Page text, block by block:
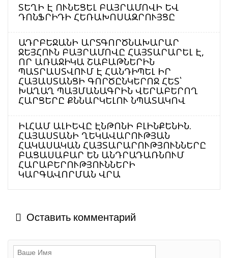
ՏԵՂԻ Է ՈՒՆԵՑԵԼ ԲԱՅՐԱՄՈՎԻ ԵՎ
ԴՈՆՖՐԻԴԻ ՀԵՌԱԽՈՍԱԶՐՈՒՅՑԸ
ԱԴՐԲԵՋԱՆԻ ԱՐՏԳՈՐԾՆԱԽԱՐԱՐ
ՋԵՅՀՈՒՆ ԲԱՅՐԱՄՈՎԸ ՀԱՅՏԱՐԱՐԵԼ Է,
ՈՐ ԱՌԱՋԻԿԱ ՇԱԲԱԹՆԵՐԻՆ
ՊԱՏՐԱՍՏՎՈՒՄ Է ՀԱՆԴԻՊԵԼ ԻՐ
ՀԱՅԱՍՏԱՆՑԻ ԳՈՐԾԸՆԿԵՐՈՋ ՀԵՏ՝
ԽԱՂԱՂ ՊԱՅՄԱՆԱԳՐԻՆ ՎԵՐԱԲԵՐՈՂ
ՀԱՐՑԵՐԸ ՔՆՆԱՐԿԵԼՈՒ ՆՊԱՏԱԿՈՎ
ԻԼՀԱՄ ԱԼԻԵՎԸ ԷՆԹՈՆԻ ԲԼԻՆՔԵՆԻՆ.
ՀԱՅԱՍՏԱՆԻ ՂԵԿԱՎԱՐՈՒԹՅԱՆ
ՀԱԿԱՍԱԿԱՆ ՀԱՅՏԱՐԱՐՈՒԹՅՈՒՆՆԵՐԸ
ԲԱՑԱՍԱԲԱՐ ԵՆ ԱՆԴՐԱԴԱՌՆՈՒՄ
ՀԱՐԱԲԵՐՈՒԹՅՈՒՆՆԵՐԻ
ԿԱՐԳԱՎՈՐՄԱՆ ՎՐԱ
Оставить комментарий